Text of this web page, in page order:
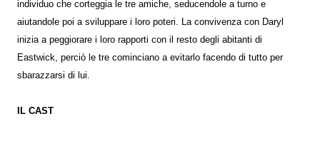
individuo che corteggia le tre amiche, seducendole a turno e
aiutandole poi a sviluppare i loro poteri. La convivenza con Daryl
inizia a peggiorare i loro rapporti con il resto degli abitanti di
Eastwick, perciò le tre cominciano a evitarlo facendo di tutto per
sbarazzarsi di lui.
IL CAST